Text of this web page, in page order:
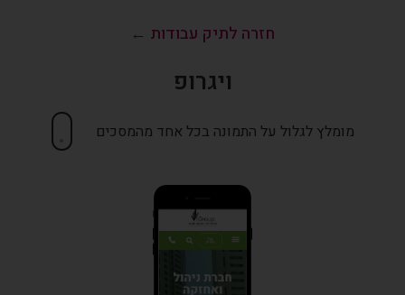
חזרה לתיק עבודות ←
ויגרופ
מומלץ לגלול על התמונה בכל אחד מהמסכים